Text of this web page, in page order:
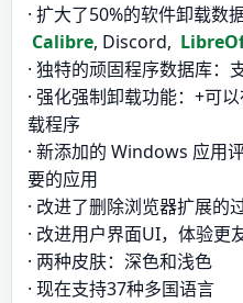
· 扩大了50%的软件卸载数
Calibre, Discord,
· 独特的顽固程序数据库：
· 强化强制卸载功能：+可
载程序
· 新添加的 Windows 应用
要的应用
· 改进了删除浏览器扩展的
· 改进用户界面UI，体验更
· 两种皮肤：深色和浅色
· 现在支持37种多国语言